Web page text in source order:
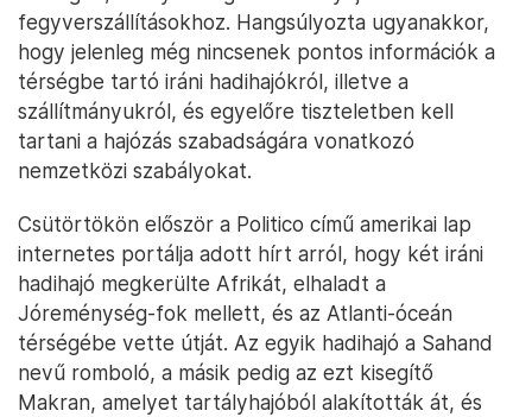
fegyverszállításokhoz. Hangsúlyozta ugyanakkor,
hogy jelenleg még nincsenek pontos információk a
térségbe tartó iráni hadihajókról, illetve a
szállítmányukról, és egyelőre tiszteletben kell
tartani a hajózás szabadságára vonatkozó
nemzetközi szabályokat.
Csütörtökön először a Politico című amerikai lap
internetes portálja adott hírt arról, hogy két iráni
hadihajó megkerülte Afrikát, elhaladt a
Jóreménység-fok mellett, és az Atlanti-óceán
térségébe vette útját. Az egyik hadihajó a Sahand
nevű romboló, a másik pedig az ezt kisegítő
Makran, amelyet tartályhajóból alakították át, és